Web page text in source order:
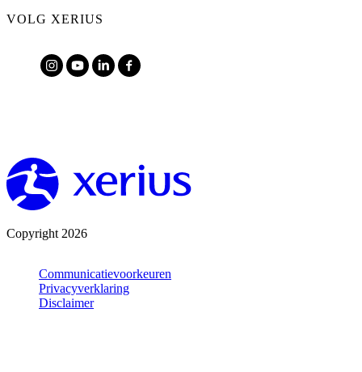
VOLG XERIUS
Copyright 2026
Communicatievoorkeuren
Privacyverklaring
Disclaimer